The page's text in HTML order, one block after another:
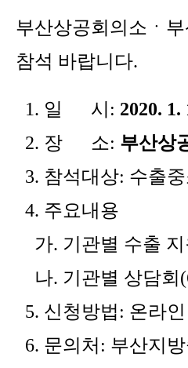
부산상공회의소ㆍ
참석 바랍니다.
1. 일 시: 2020.
2. 장 소: 부산상
3. 참석대상: 수출
4. 주요내용
가. 기관별 수출 지
나. 기관별 상담회
5. 신청방법: 온라
6. 문의처: 부산지